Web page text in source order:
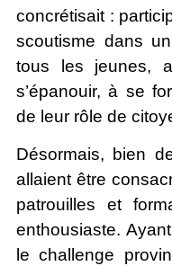
concrétisait :
scoutisme dans
tous les jeunes,
s’épanouir, à se
de leur rôle de
Désormais, bien
allaient être
patrouilles et
enthousiaste.
le challenge